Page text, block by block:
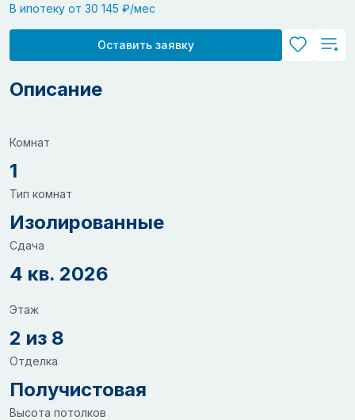
В ипотеку от 30 145 ₽/мес
Оставить заявку
Описание
Комнат
1
Тип комнат
Изолированные
Сдача
4 кв. 2026
Этаж
2 из 8
Отделка
Получистовая
Высота потолков